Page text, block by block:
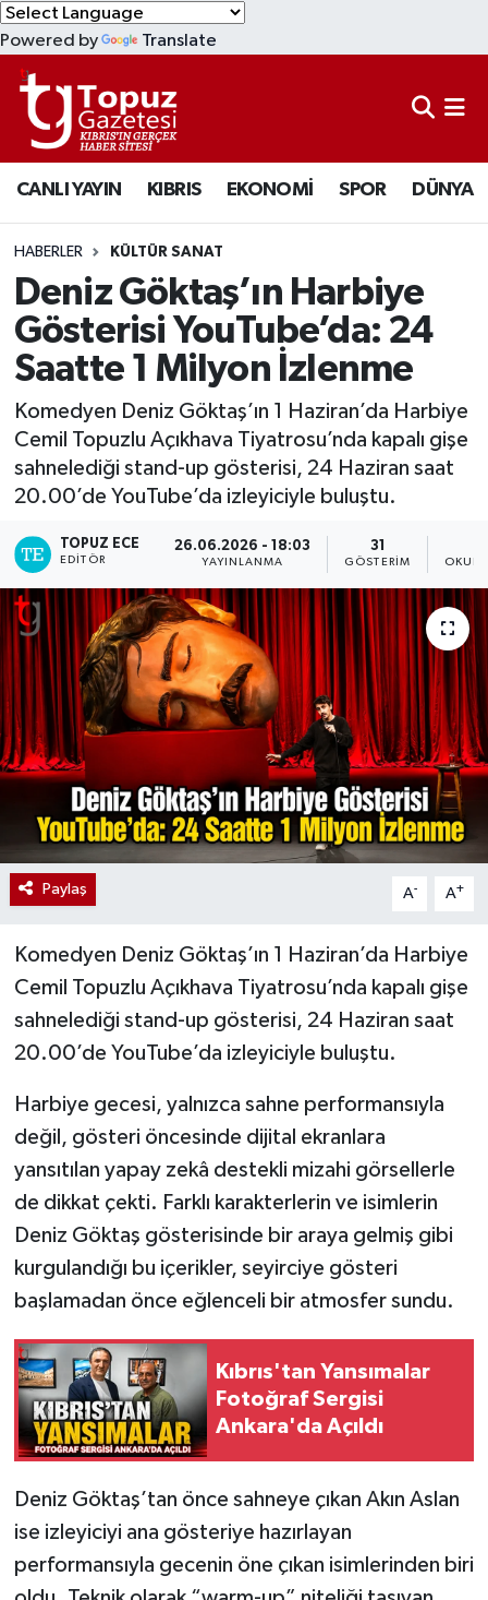
Powered by Translate
CANLI YAYIN KIBRIS EKONOMİ SPOR DÜNYA
HABERLER KÜLTÜR SANAT
Deniz Göktaş’ın Harbiye
Gösterisi YouTube’da: 24
Saatte 1 Milyon İzlenme
Komedyen Deniz Göktaş’ın 1 Haziran’da Harbiye
Cemil Topuzlu Açıkhava Tiyatrosu’nda kapalı gişe
sahnelediği stand-up gösterisi, 24 Haziran saat
20.00’de YouTube’da izleyiciyle buluştu.
TOPUZ ECE
EDITÖR
26.06.2026 - 18:03
YAYINLANMA
31
GÖSTERIM
Paylaş A- A+
Komedyen Deniz Göktaş’ın 1 Haziran’da Harbiye
Cemil Topuzlu Açıkhava Tiyatrosu’nda kapalı gişe
sahnelediği stand-up gösterisi, 24 Haziran saat
20.00’de YouTube’da izleyiciyle buluştu.
Harbiye gecesi, yalnızca sahne performansıyla
değil, gösteri öncesinde dijital ekranlara
yansıtılan yapay zekâ destekli mizahi görsellerle
de dikkat çekti. Farklı karakterlerin ve isimlerin
Deniz Göktaş gösterisinde bir araya gelmiş gibi
kurgulandığı bu içerikler, seyirciye gösteri
başlamadan önce eğlenceli bir atmosfer sundu.
Kıbrıs'tan Yansımalar
Fotoğraf Sergisi
Ankara'da Açıldı
Deniz Göktaş’tan önce sahneye çıkan Akın Aslan
ise izleyiciyi ana gösteriye hazırlayan
performansıyla gecenin öne çıkan isimlerinden biri
KIBRIS
DÜNYA
EKONOMİ
MAGAZİN
SAĞLIK
SPOR
TEKNOLOJİ
TÜRKİYE
Lefkoşa Nöbetçi Eczaneler
Lefkoşa Hava Durumu
Lefkoşa Trafik Yoğunluk Haritası
Süper Lig Puan Durumu ve Fikstür
Tüm Manşetler
Son Dakika Haberleri
Haber Arşivi